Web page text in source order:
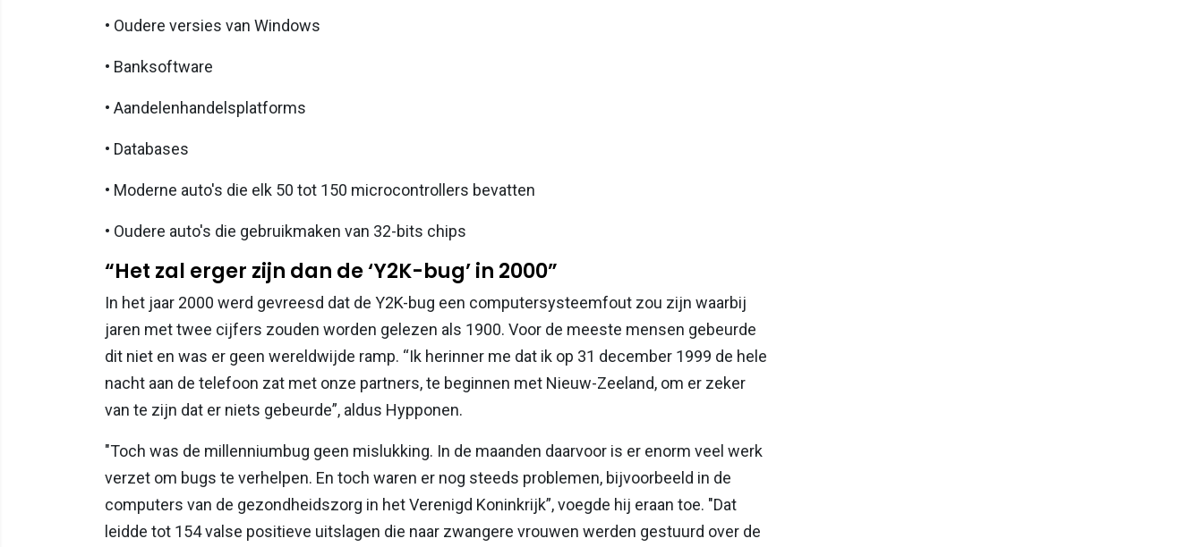
• Oudere versies van Windows
• Banksoftware
• Aandelenhandelsplatforms
• Databases
• Moderne auto's die elk 50 tot 150 microcontrollers bevatten
• Oudere auto's die gebruikmaken van 32-bits chips
“Het zal erger zijn dan de ‘Y2K-bug’ in 2000”
In het jaar 2000 werd gevreesd dat de Y2K-bug een computersysteemfout zou zijn waarbij
jaren met twee cijfers zouden worden gelezen als 1900. Voor de meeste mensen gebeurde
dit niet en was er geen wereldwijde ramp. “Ik herinner me dat ik op 31 december 1999 de hele
nacht aan de telefoon zat met onze partners, te beginnen met Nieuw-Zeeland, om er zeker
van te zijn dat er niets gebeurde”, aldus Hypponen.
"Toch was de millenniumbug geen mislukking. In de maanden daarvoor is er enorm veel werk
verzet om bugs te verhelpen. En toch waren er nog steeds problemen, bijvoorbeeld in de
computers van de gezondheidszorg in het Verenigd Koninkrijk”, voegde hij eraan toe. "Dat
leidde tot 154 valse positieve uitslagen die naar zwangere vrouwen werden gestuurd over de